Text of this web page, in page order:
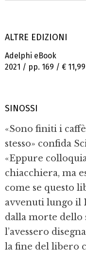
ALTRE EDIZIONI
Adelphi eBook
2021 / pp. 169 / € 11,99
SINOSSI
«Sono finiti i
stesso» confida
«Eppure
chiacchiera, ma
come se questo
avvenuti lungo il
dalla morte dello
l’avessero
la fine del libero